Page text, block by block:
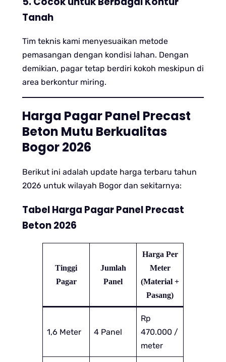
Tanah
Tim teknis kami menyesuaikan metode
pemasangan dengan kondisi lahan. Dengan
demikian, pagar tetap berdiri kokoh meskipun di
area berkontur miring.
Harga Pagar Panel Precast
Beton Mutu Berkualitas
Bogor 2026
Berikut ini adalah update harga terbaru tahun
2026 untuk wilayah Bogor dan sekitarnya:
Tabel Harga Pagar Panel Precast
Beton 2026
Tinggi
Pagar
Jumlah
Panel
Harga Per
Meter
(Material +
Pasang)
1,6 Meter 4 Panel
Rp
470.000 /
meter